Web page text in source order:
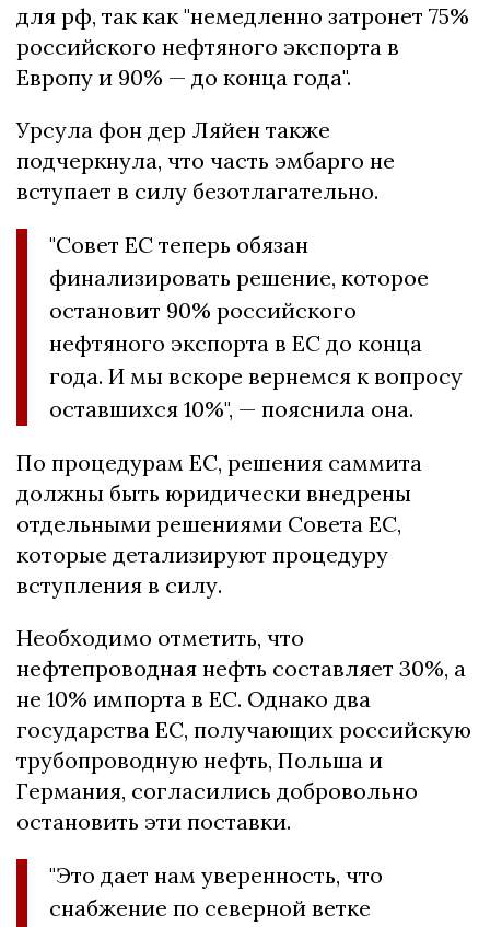
для рф, так как "немедленно затронет 75%
российского нефтяного экспорта в
Европу и 90% — до конца года".
Урсула фон дер Ляйен также
подчеркнула, что часть эмбарго не
вступает в силу безотлагательно.
"Совет ЕС теперь обязан
финализировать решение, которое
остановит 90% российского
нефтяного экспорта в ЕС до конца
года. И мы вскоре вернемся к вопросу
оставшихся 10%", — пояснила она.
По процедурам ЕС, решения саммита
должны быть юридически внедрены
отдельными решениями Совета ЕС,
которые детализируют процедуру
вступления в силу.
Необходимо отметить, что
нефтепроводная нефть составляет 30%, а
не 10% импорта в ЕС. Однако два
государства ЕС, получающих российскую
трубопроводную нефть, Польша и
Германия, согласились добровольно
остановить эти поставки.
"Это дает нам уверенность, что
снабжение по северной ветке